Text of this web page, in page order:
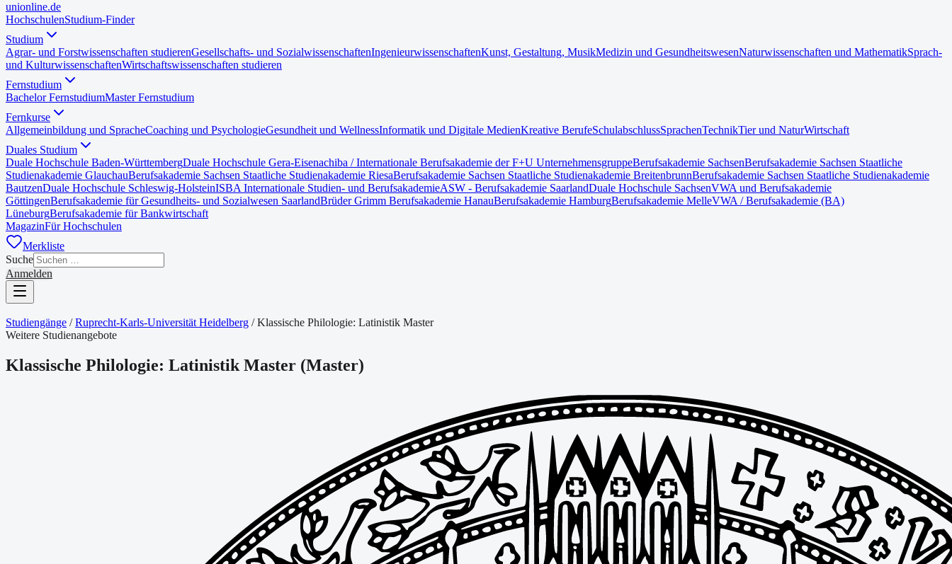
unionline.de
HochschulenStudium-Finder
Studium
Agrar- und Forstwissenschaften studierenGesellschafts- und SozialwissenschaftenIngenieurwissenschaftenKunst, Gestaltung, MusikMedizin und GesundheitswesenNaturwissenschaften und MathematikSprach-
und KulturwissenschaftenWirtschaftswissenschaften studieren
Fernstudium
Bachelor FernstudiumMaster Fernstudium
Fernkurse
Allgemeinbildung und SpracheCoaching und PsychologieGesundheit und WellnessInformatik und Digitale MedienKreative BerufeSchulabschlussSprachenTechnikTier und NaturWirtschaft
Duales Studium
Duale Hochschule Baden-WürttembergDuale Hochschule Gera-Eisenachiba / Internationale Berufsakademie der F+U UnternehmensgruppeBerufsakademie SachsenBerufsakademie Sachsen Staatliche
Studienakademie GlauchauBerufsakademie Sachsen Staatliche Studienakademie RiesaBerufsakademie Sachsen Staatliche Studienakademie BreitenbrunnBerufsakademie Sachsen Staatliche Studienakademie
BautzenDuale Hochschule Schleswig-HolsteinISBA Internationale Studien- und BerufsakademieASW - Berufsakademie SaarlandDuale Hochschule SachsenVWA und Berufsakademie
GöttingenBerufsakademie für Gesundheits- und Sozialwesen SaarlandBrüder Grimm Berufsakademie HanauBerufsakademie HamburgBerufsakademie MelleVWA / Berufsakademie (BA)
LüneburgBerufsakademie für Bankwirtschaft
MagazinFür Hochschulen
Merkliste
Suche
Anmelden
Studiengänge / Ruprecht-Karls-Universität Heidelberg /Klassische Philologie: Latinistik Master
Weitere Studienangebote
Klassische Philologie: Latinistik Master (Master)